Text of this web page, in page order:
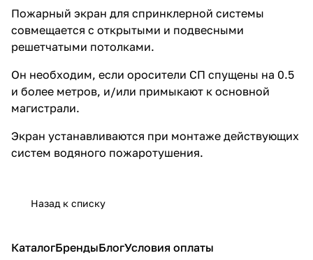
Пожарный экран для спринклерной системы
совмещается с открытыми и подвесными
решетчатыми потолками.
Он необходим, если оросители СП спущены на 0.5
и более метров, и/или примыкают к основной
магистрали.
Экран устанавливаются при монтаже действующих
систем водяного пожаротушения.
Назад к списку
КаталогБрендыБлогУсловия оплаты